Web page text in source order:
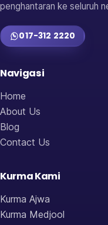
penghantaran ke seluruh
017-312 2220
Navigasi
Home
About Us
Blog
Contact Us
Kurma Kami
Kurma Ajwa
Kurma Medjool